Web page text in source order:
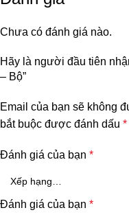
Chưa có đánh giá nào.
Hãy là người đầu tiên
– Bộ”
Email của bạn sẽ không
bắt buộc được đánh dấu *
Đánh giá của bạn *
Đánh giá của bạn *